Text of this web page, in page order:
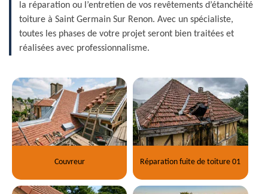
la réparation ou l’entretien de vos revêtements d’étanchéité
toiture à Saint Germain Sur Renon. Avec un spécialiste,
toutes les phases de votre projet seront bien traitées et
réalisées avec professionnalisme.
Couvreur Réparation fuite de toiture 01